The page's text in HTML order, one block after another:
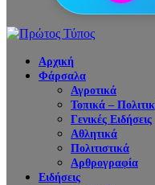
Αρχική
Φάρσαλα
Αγροτικά
Τοπικά –
Γενικές Ειδήσεις
Αθλητικά
Πολιτιστικά
Αρθρογραφία
Ειδήσεις